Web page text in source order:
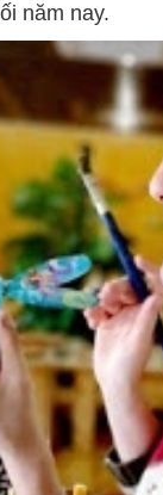
năm nay.